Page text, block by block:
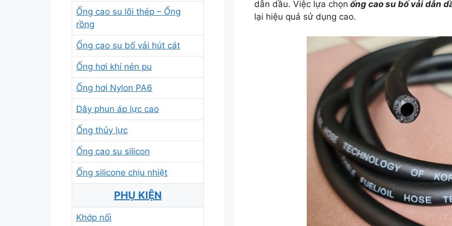
dẫn dầu. Việc lựa chọn ống cao su bố vải dẫn
lại hiệu quả sử dụng cao.
Ống cao su lõi thép – Ống
rồng
Ống cao su bố vải hút cát
Ống hơi khí nén pu
Ống hơi Nylon PA6
Dây phun áp lực cao
Ống thủy lực
Ống cao su silicon
Ống silicone chịu nhiệt
PHỤ KIỆN
Khớp nối